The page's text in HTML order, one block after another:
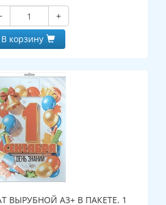
+
В корзину
ВЫРУБНОЙ А3+ В ПАКЕТЕ. 1